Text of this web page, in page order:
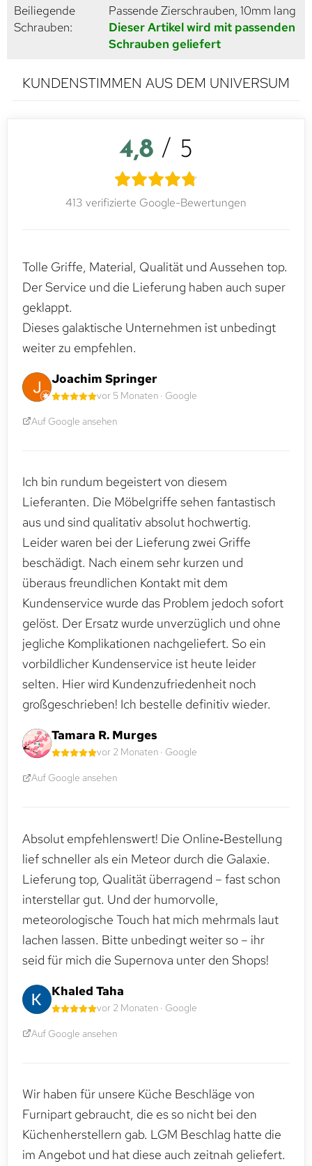
Beiliegende
Schrauben:
Passende Zierschrauben, 10mm lang
Dieser Artikel wird mit passenden
Schrauben geliefert
KUNDENSTIMMEN AUS DEM UNIVERSUM
4,8 / 5
413 verifizierte Google-Bewertungen
Tolle Griffe, Material, Qualität und Aussehen top.
Der Service und die Lieferung haben auch super
geklappt.
Dieses galaktische Unternehmen ist unbedingt
weiter zu empfehlen.
Joachim Springer
vor 5 Monaten · Google
Auf Google ansehen
Ich bin rundum begeistert von diesem
Lieferanten. Die Möbelgriffe sehen fantastisch
aus und sind qualitativ absolut hochwertig.
Leider waren bei der Lieferung zwei Griffe
beschädigt. Nach einem sehr kurzen und
überaus freundlichen Kontakt mit dem
Kundenservice wurde das Problem jedoch sofort
gelöst. Der Ersatz wurde unverzüglich und ohne
jegliche Komplikationen nachgeliefert. So ein
vorbildlicher Kundenservice ist heute leider
selten. Hier wird Kundenzufriedenheit noch
großgeschrieben! Ich bestelle definitiv wieder.
Tamara R. Murges
vor 2 Monaten · Google
Auf Google ansehen
Absolut empfehlenswert! Die Online‑Bestellung
lief schneller als ein Meteor durch die Galaxie.
Lieferung top, Qualität überragend – fast schon
interstellar gut. Und der humorvolle,
meteorologische Touch hat mich mehrmals laut
lachen lassen. Bitte unbedingt weiter so – ihr
seid für mich die Supernova unter den Shops!
Khaled Taha
vor 2 Monaten · Google
Auf Google ansehen
Wir haben für unsere Küche Beschläge von
Furnipart gebraucht, die es so nicht bei den
Küchenherstellern gab. LGM Beschlag hatte die
im Angebot und hat diese auch zeitnah geliefert.